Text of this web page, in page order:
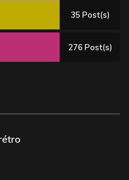
35 Post(s)
276 Post(s)